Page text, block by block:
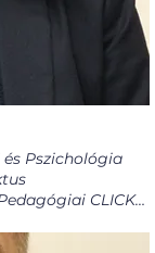
Pszichológia
CLICK
Tanszék